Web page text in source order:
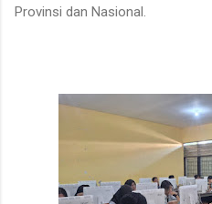
Provinsi dan Nasional.